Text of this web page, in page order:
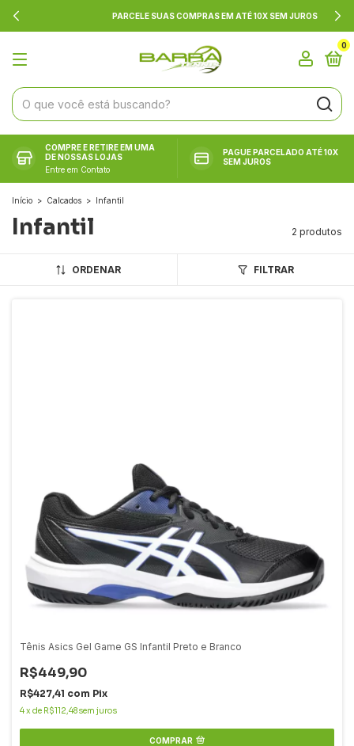
PARCELE SUAS COMPRAS EM ATÉ 10X SEM JUROS
0
COMPRE E RETIRE EM UMA
DE NOSSAS LOJAS
Entre em Contato
PAGUE PARCELADO ATÉ 10X
SEM JUROS
Início > Calcados > Infantil
Infantil 2 produtos
ORDENAR FILTRAR
Tênis Asics Gel Game GS Infantil Preto e Branco
R$449,90
R$427,41 com Pix
4x de R$112,48sem juros
COMPRAR